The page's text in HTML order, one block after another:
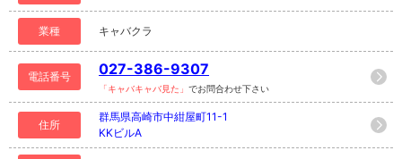
業種 キャバクラ
電話番号 027-386-9307
「キャバキャバ見た」 でお問合わせ下さい
住所
群馬県高崎市中紺屋町11-1
KKビルA